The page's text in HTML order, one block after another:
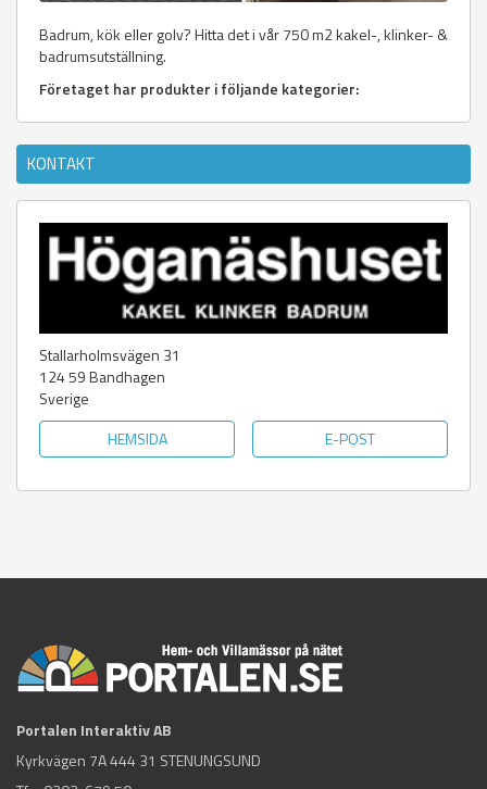
Badrum, kök eller golv? Hitta det i vår 750 m2 kakel-, klinker- &
badrumsutställning.
Företaget har produkter i följande kategorier:
KONTAKT
Stallarholmsvägen 31
124 59Bandhagen
Sverige
HEMSIDA
E-POST
Portalen Interaktiv AB
Kyrkvägen 7A 444 31 STENUNGSUND